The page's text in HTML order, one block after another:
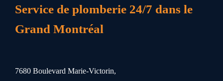
Service de plomberie 24/7 dans le
Grand Montréal
7680 Boulevard Marie-Victorin,